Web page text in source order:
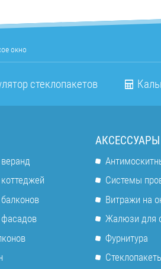
окно
стеклопакетов
фасадов
АКСЕССУАРЫ
Системы
Витражи на
Жалюзи для
Фурнитура